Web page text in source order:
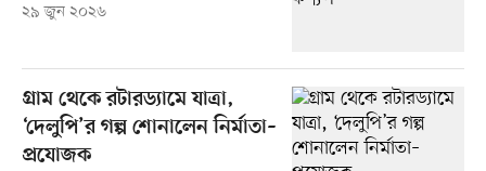
২৯ জুন ২০২৬
গ্রাম থেকে রটারড্যামে যাত্রা,
‘দেলুপি’র গল্প শোনালেন নির্মাতা–
প্রযোজক